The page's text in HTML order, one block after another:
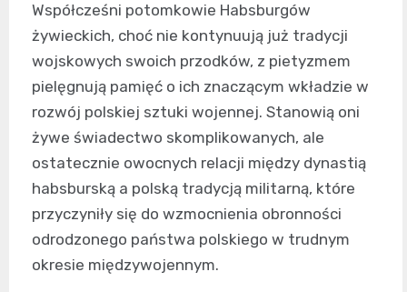
Współcześni potomkowie Habsburgów
żywieckich, choć nie kontynuują już tradycji
wojskowych swoich przodków, z pietyzmem
pielęgnują pamięć o ich znaczącym wkładzie w
rozwój polskiej sztuki wojennej. Stanowią oni
żywe świadectwo skomplikowanych, ale
ostatecznie owocnych relacji między dynastią
habsburską a polską tradycją militarną, które
przyczyniły się do wzmocnienia obronności
odrodzonego państwa polskiego w trudnym
okresie międzywojennym.